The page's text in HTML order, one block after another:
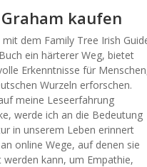
kaufen
mit dem Family Tree Irish
ein härterer Weg, bietet
Erkenntnisse für
Wurzeln erforschen.
meine Leseerfahrung
werde ich an die Bedeutung
in unserem Leben erinnert
online Wege, auf denen sie
werden kann, um Empathie,